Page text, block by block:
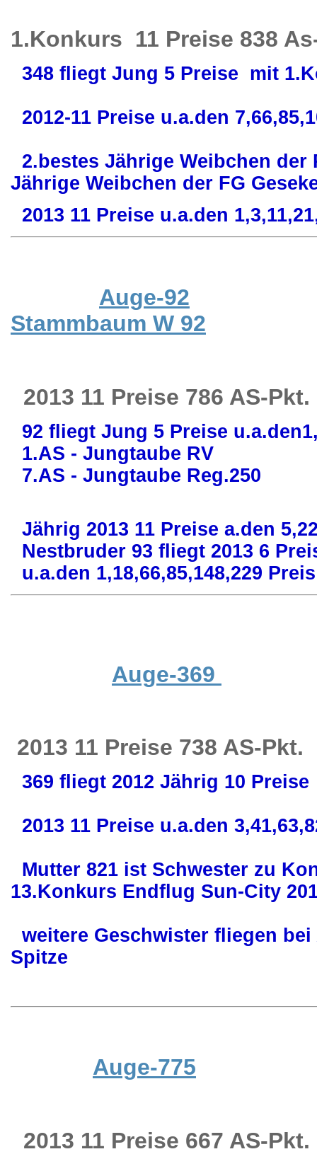
1.Konkurs 11 Preise 838
348 fliegt Jung 5 Preise mit
2012-11 Preise u.a.den
2.bestes Jährige Weibchen der
Jährige Weibchen der FG
2013 11 Preise u.a.den
Auge-92
Stammbaum W 92
2013 11 Preise 786 AS-Pkt.
92 fliegt Jung 5 Preise
1.AS - Jungtaube RV
7.AS - Jungtaube Reg.250
Jährig 2013 11 Preise a.den
Nestbruder 93 fliegt 2013 6
u.a.den 1,18,66,85,148,229 Preis
Auge-369
2013 11 Preise 738 AS-Pkt.
369 fliegt 2012 Jährig 10 Preise
2013 11 Preise u.a.den
Mutter 821 ist Schwester zu
13.Konkurs Endflug Sun-City
weitere Geschwister fliegen
Spitze
Auge-775
2013 11 Preise 667 AS-Pkt.